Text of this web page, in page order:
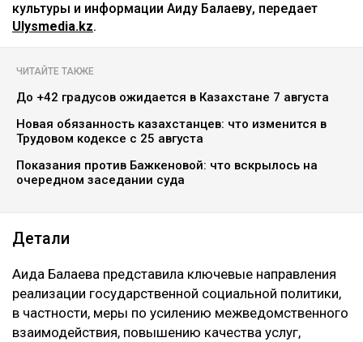
культуры и информации Аиду Балаеву, передает
Ulysmedia.kz.
ЧИТАЙТЕ ТАКЖЕ
До +42 градусов ожидается в Казахстане 7 августа
Новая обязанность казахстанцев: что изменится в
Трудовом кодексе с 25 августа
Показания против Бажкеновой: что вскрылось на
очередном заседании суда
Детали
Аида Балаева представила ключевые направления
реализации государственной социальной политики,
в частности, меры по усилению межведомственного
взаимодействия, повышению качества услуг,